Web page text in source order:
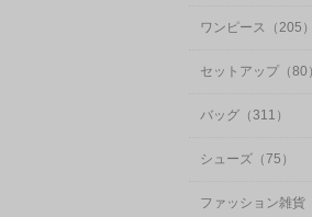
ワンピース（205）
セットアップ（80）
バッグ（311）
シューズ（75）
ファッション雑貨